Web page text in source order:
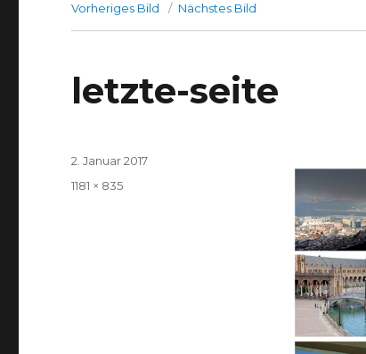
Vorheriges Bild Nächstes Bild
letzte-seite
Veröffentlicht
am
2. Januar 2017
Volle
1181 × 835